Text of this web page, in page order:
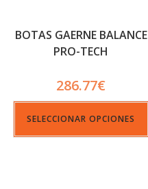
BOTAS GAERNE BALANCE
PRO-TECH
286.77€
SELECCIONAR OPCIONES